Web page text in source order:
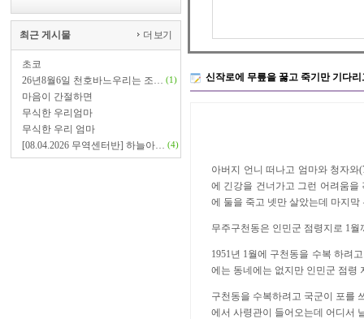
최근 게시물 더 보기
초코
26년8월6일 천호바느우리는 조… (1)
마음이 간절하면
무식한 우리엄마
무식한 우리 엄마
[08.04.2026 무역센터반] 하늘아… (4)
신작로에 무릎을 꿇고 죽기만 기다
아버지 언니 떠나고 엄마와 청자와
에 긴강을 건너가고 그런 어려움을
에 둘을 죽고 넷만 살았는데 마지
무주구천동은 인민군 점령지로 1월
1951년 1월에 구천동을 수복 하려
에는 동네에는 없지만 인민군 점령
구천동을 수복하려고 국군이 포를
에서 사령관이 들어오는데 어디서